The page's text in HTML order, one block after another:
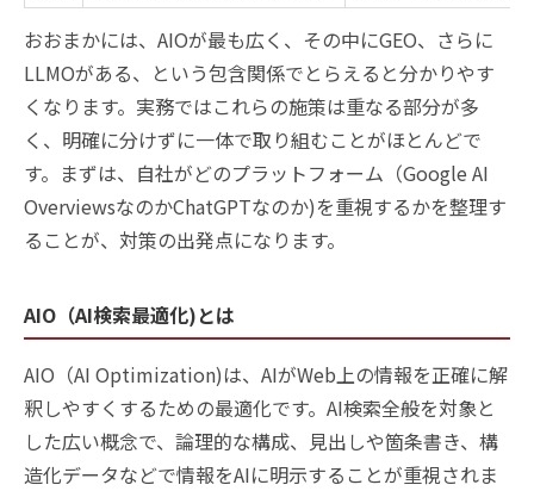
おおまかには、AIOが最も広く、その中にGEO、さらに
LLMOがある、という包含関係でとらえると分かりやす
くなります。実務ではこれらの施策は重なる部分が多
く、明確に分けずに一体で取り組むことがほとんどで
す。まずは、自社がどのプラットフォーム（Google AI
OverviewsなのかChatGPTなのか)を重視するかを整理す
ることが、対策の出発点になります。
AIO（AI検索最適化)とは
AIO（AI Optimization)は、AIがWeb上の情報を正確に解
釈しやすくするための最適化です。AI検索全般を対象と
した広い概念で、論理的な構成、見出しや箇条書き、構
造化データなどで情報をAIに明示することが重視されま